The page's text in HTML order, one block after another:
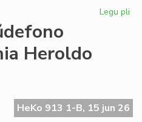
Legu pli
en
Heroldo
HeKo 913 1-B, 15 jun 26